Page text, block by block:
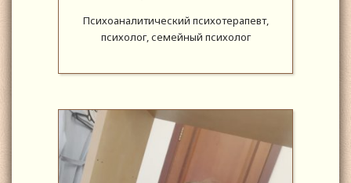
Психоаналитический психотерапевт,
психолог, семейный психолог